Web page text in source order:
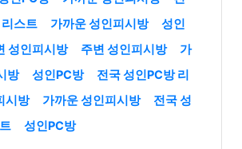
스트
가까운 성인피시방
성인
성인피시방 주변 성인피시방
가
방
성인PC방
전국 성인PC방 리
시방 가까운 성인피시방
전국 성
성인PC방